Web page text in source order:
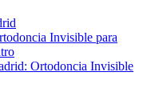
Invisible para
Ortodoncia Invisible